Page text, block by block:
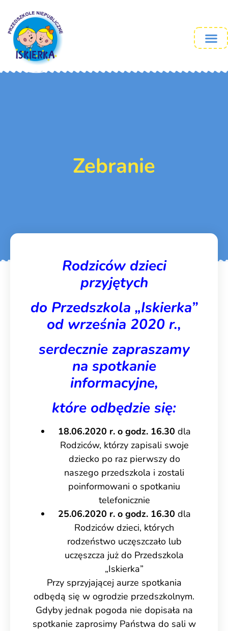
Zebranie
Rodziców dzieci
przyjętych
do Przedszkola „Iskierka”
od września 2020 r.,
serdecznie zapraszamy
na spotkanie
informacyjne,
które odbędzie się:
18.06.2020 r. o godz. 16.30 dla
Rodziców, którzy zapisali swoje
dziecko po raz pierwszy do
naszego przedszkola i zostali
poinformowani o spotkaniu
telefonicznie
25.06.2020 r. o godz. 16.30 dla
Rodziców dzieci, których
rodzeństwo uczęszczało lub
uczęszcza już do Przedszkola
„Iskierka”
Przy sprzyjającej aurze spotkania
odbędą się w ogrodzie przedszkolnym.
Gdyby jednak pogoda nie dopisała na
spotkanie zaprosimy Państwa do sali w